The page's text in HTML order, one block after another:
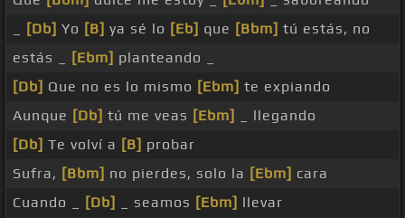
[Db] Yo [B] ya sé lo [Eb] que [Bbm] tú estás, no
estás _
[Ebm] planteando _
[Db] Que no es lo mismo [Ebm] te expiando
Aunque [Db] tú me veas [Ebm]
_ llegando
[Db] Te volví a [B] probar
Sufra, [Bbm] no pierdes, solo la [Ebm] cara
Cuando _
[Db] _ seamos [Ebm] llevar